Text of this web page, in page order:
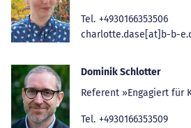
Tel. +4930166353506
charlotte.dase[at]b-b-
Dominik Schlotter
Referent »Engagiert für
Tel. +4930166353509